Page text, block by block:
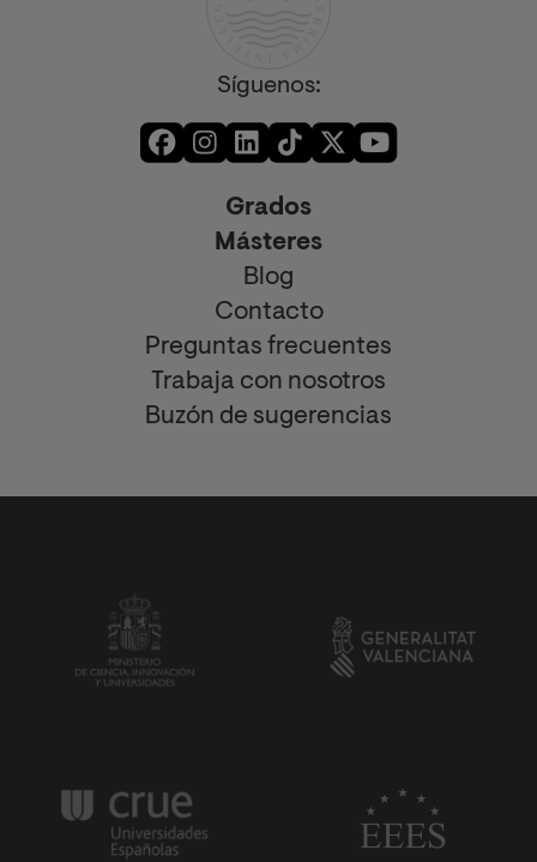
Síguenos:
Grados
Másteres
Blog
Contacto
Preguntas frecuentes
Trabaja con nosotros
Buzón de sugerencias